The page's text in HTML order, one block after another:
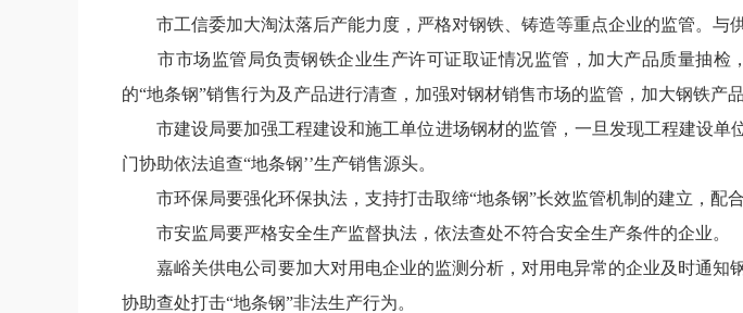
市工信委加大淘汰落后产能力度，严格对钢铁、铸造等重点企业的监管。与
市市场监管局负责钢铁企业生产许可证取证情况监管，加大产品质量抽检
的“地条钢”销售行为及产品进行清查，加强对钢材销售市场的监管，加大钢铁产
市建设局要加强工程建设和施工单位进场钢材的监管，一旦发现工程建设单
门协助依法追查“地条钢’’生产销售源头。
市环保局要强化环保执法，支持打击取缔“地条钢”长效监管机制的建立，配
市安监局要严格安全生产监督执法，依法查处不符合安全生产条件的企业。
嘉峪关供电公司要加大对用电企业的监测分析，对用电异常的企业及时通
协助查处打击“地条钢”非法生产行为。